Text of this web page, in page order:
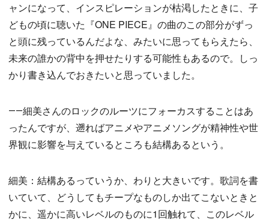
ャンになって、インスピレーションが枯渇したときに、子
どもの頃に聴いた『ONE PIECE』の曲のこの部分がずっ
と頭に残っているんだよな、みたいに思ってもらえたら、
未来の誰かの背中を押せたりする可能性もあるので。しっ
かり書き込んでおきたいと思っていました。
――細美さんのロックのルーツにフォーカスすることはあ
ったんですが、遡ればアニメやアニメソングが精神性や世
界観に影響を与えているところも結構あるという。
細美：結構あるっていうか、わりと大きいです。歌詞を書
いていて、どうしてもチープなものしか出てこないときと
かに、遥かに高いレベルのものに1回触れて、このレベル